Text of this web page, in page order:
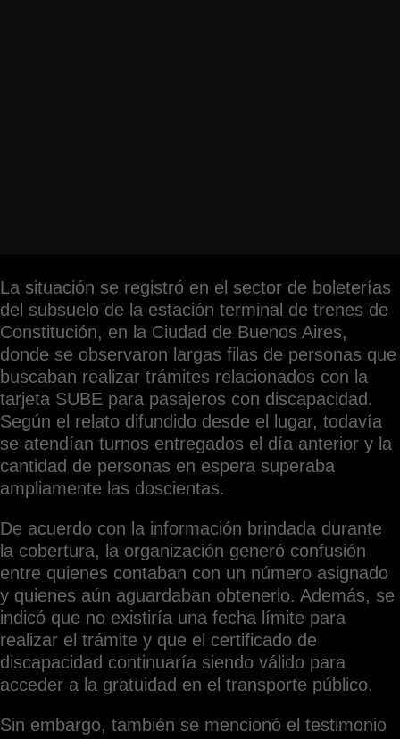
La situación se registró en el sector de boleterías
del subsuelo de la estación terminal de trenes de
Constitución, en la Ciudad de Buenos Aires,
donde se observaron largas filas de personas que
buscaban realizar trámites relacionados con la
tarjeta SUBE para pasajeros con discapacidad.
Según el relato difundido desde el lugar, todavía
se atendían turnos entregados el día anterior y la
cantidad de personas en espera superaba
ampliamente las doscientas.
De acuerdo con la información brindada durante
la cobertura, la organización generó confusión
entre quienes contaban con un número asignado
y quienes aún aguardaban obtenerlo. Además, se
indicó que no existiría una fecha límite para
realizar el trámite y que el certificado de
discapacidad continuaría siendo válido para
acceder a la gratuidad en el transporte público.
Sin embargo, también se mencionó el testimonio